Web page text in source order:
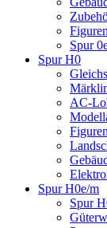
Figuren
Spur
Spur H0
AC-
Spur H0e/m
Spur